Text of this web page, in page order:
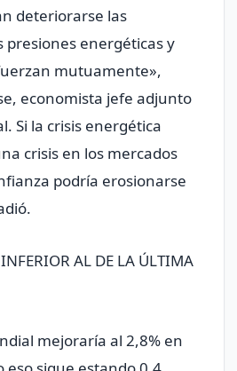
deteriorarse las
presiones energéticas y
mutuamente»,
economista jefe adjunto
Si la crisis energética
crisis en los mercados
podría erosionarse
AL DE LA ÚLTIMA
mejoraría al ‌2,8% en